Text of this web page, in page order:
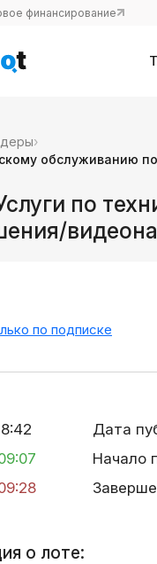
финансирование
›
обслуживанию
по
по подписке
Дата
Начало
о лоте: